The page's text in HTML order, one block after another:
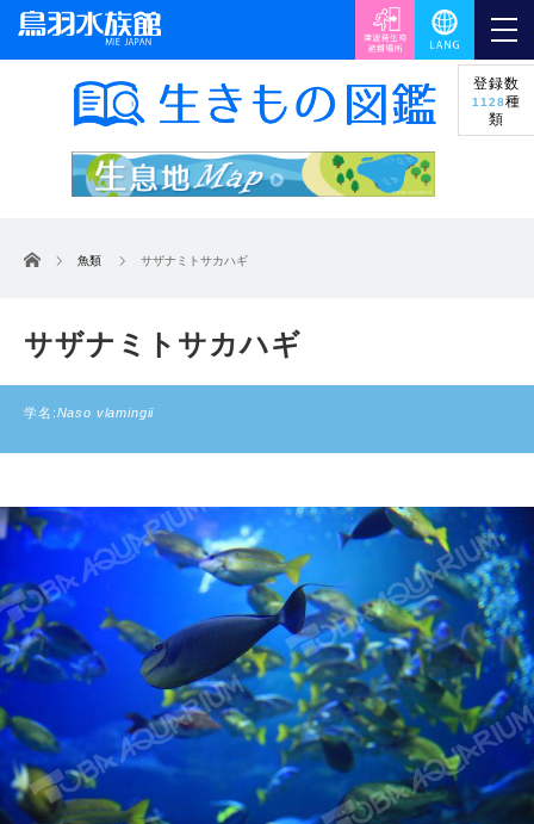
登録数
1128種
類
ホーム 魚類 サザナミトサカハギ
サザナミトサカハギ
学名:Naso vlamingii